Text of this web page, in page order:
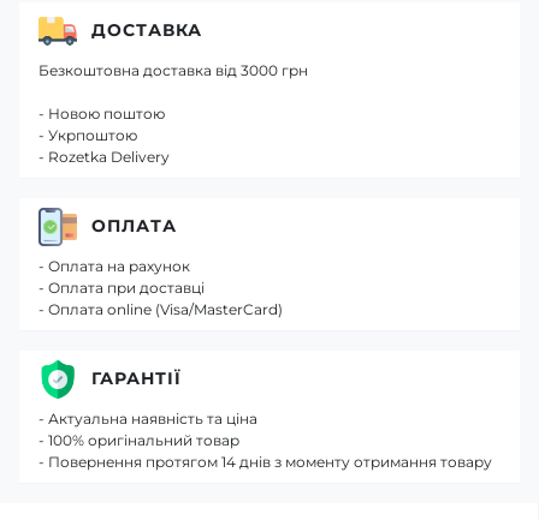
ДОСТАВКА
Безкоштовна доставка від 3000 грн
- Новою поштою
- Укрпоштою
- Rozetka Delivery
ОПЛАТА
- Оплата на рахунок
- Оплата при доставці
- Оплата online (Visa/MasterCard)
ГАРАНТІЇ
- Актуальна наявність та ціна
- 100% оригінальний товар
- Повернення протягом 14 днів з моменту отримання товару